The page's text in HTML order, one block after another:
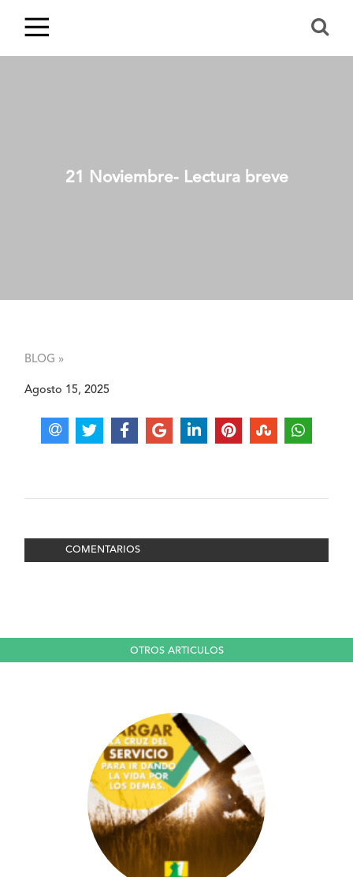
21 Noviembre- Lectura breve
BLOG »
Agosto 15, 2025
COMENTARIOS
OTROS ARTICULOS